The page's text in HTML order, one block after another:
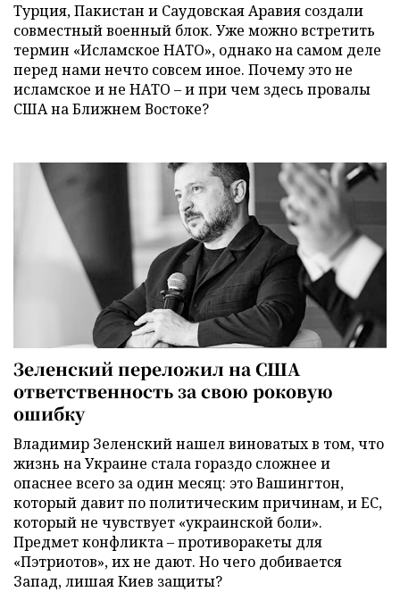
Турция, Пакистан и Саудовская Аравия создали
совместный военный блок. Уже можно встретить
термин «Исламское НАТО», однако на самом деле
перед нами нечто совсем иное. Почему это не
исламское и не НАТО – и при чем здесь провалы
США на Ближнем Востоке?
Зеленский переложил на США
ответственность за свою роковую
ошибку
Владимир Зеленский нашел виноватых в том, что
жизнь на Украине стала гораздо сложнее и
опаснее всего за один месяц: это Вашингтон,
который давит по политическим причинам, и ЕС,
который не чувствует «украинской боли».
Предмет конфликта – противоракеты для
«Пэтриотов», их не дают. Но чего добивается
Запад, лишая Киев защиты?